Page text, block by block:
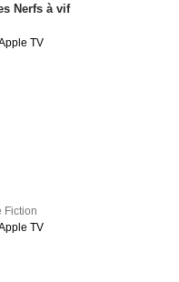
Nerfs à vif
TV
Fiction
TV